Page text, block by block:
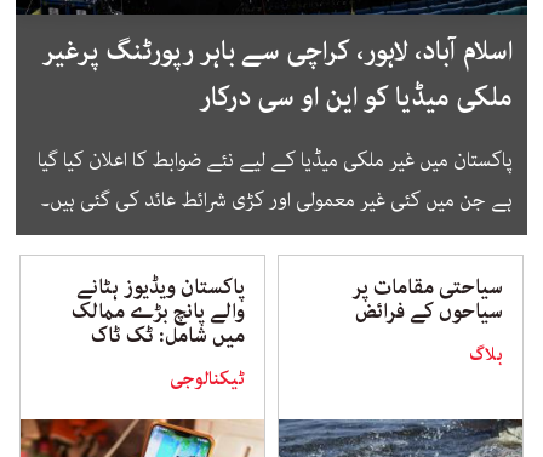
اسلام آباد، لاہور، کراچی سے باہر رپورٹنگ پرغیر
ملکی میڈیا کو این او سی درکار
پاکستان میں غیر ملکی میڈیا کے لیے نئے ضوابط کا اعلان کیا گیا
ہے جن میں کئی غیر معمولی اور کڑی شرائط عائد کی گئی ہیں۔
سیاحتی مقامات پر
سیاحوں کے فرائض
بلاگ
پاکستان ویڈیوز ہٹانے
والے پانچ بڑے ممالک
میں شامل: ٹک ٹاک
ٹیکنالوجی